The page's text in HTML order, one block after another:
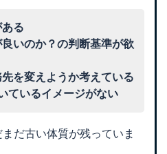
る
いのか？の判断基準が欲
を変えようか考えている
ているイメージがない
だ古い体質が残っていま